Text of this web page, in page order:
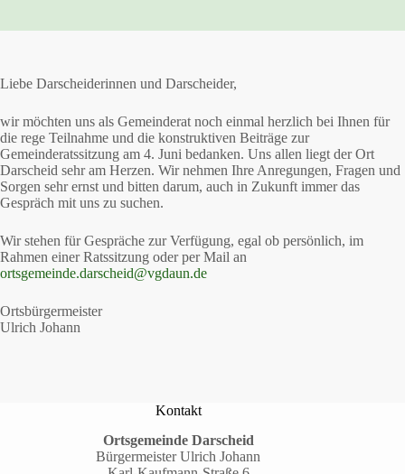
Liebe Darscheiderinnen und Darscheider,
wir möchten uns als Gemeinderat noch einmal herzlich bei Ihnen für
die rege Teilnahme und die konstruktiven Beiträge zur
Gemeinderatssitzung am 4. Juni bedanken. Uns allen liegt der Ort
Darscheid sehr am Herzen. Wir nehmen Ihre Anregungen, Fragen und
Sorgen sehr ernst und bitten darum, auch in Zukunft immer das
Gespräch mit uns zu suchen.
Wir stehen für Gespräche zur Verfügung, egal ob persönlich, im
Rahmen einer Ratssitzung oder per Mail an
ortsgemeinde.darscheid@vgdaun.de
Ortsbürgermeister
Ulrich Johann
Kontakt
Ortsgemeinde Darscheid
Bürgermeister Ulrich Johann